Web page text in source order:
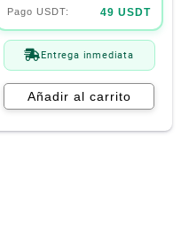
49 USDT
Entrega inmediata
Añadir al carrito